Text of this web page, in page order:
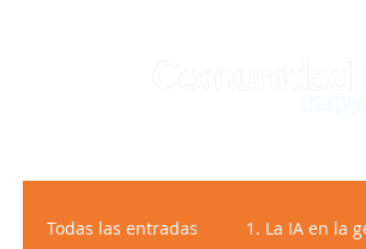
Todas las entradas 1. La IA en la